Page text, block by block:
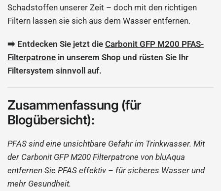
Schadstoffen unserer Zeit – doch mit den richtigen
Filtern lassen sie sich aus dem Wasser entfernen.
➡️ Entdecken Sie jetzt dieCarbonit GFP M200 PFAS-
Filterpatrone in unserem Shop und rüsten Sie Ihr
Filtersystem sinnvoll auf.
Zusammenfassung (für
Blogübersicht):
PFAS sind eine unsichtbare Gefahr im Trinkwasser. Mit
der Carbonit GFP M200 Filterpatrone von bluAqua
entfernen Sie PFAS effektiv – für sicheres Wasser und
mehr Gesundheit.